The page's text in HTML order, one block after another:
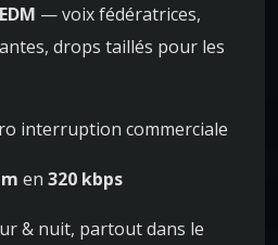
— voix fédératrices,
drops taillés pour les
interruption commerciale
en 320 kbps
& nuit, partout dans le